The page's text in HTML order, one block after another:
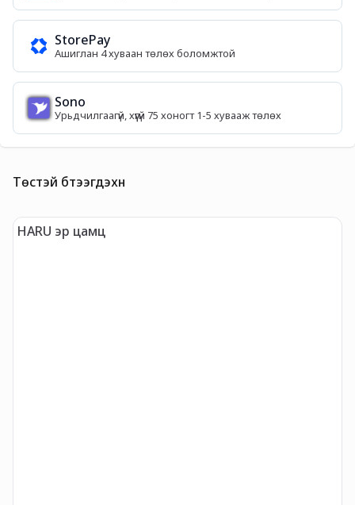
StorePay
Ашиглан 4 хуваан төлөх боломжтой
Sono
Урьдчилгаагүй, хүүгүй 75 хоногт 1-5 хувааж төлөх
Төстэй бүтээгдэхүүн
HARU эр цамц